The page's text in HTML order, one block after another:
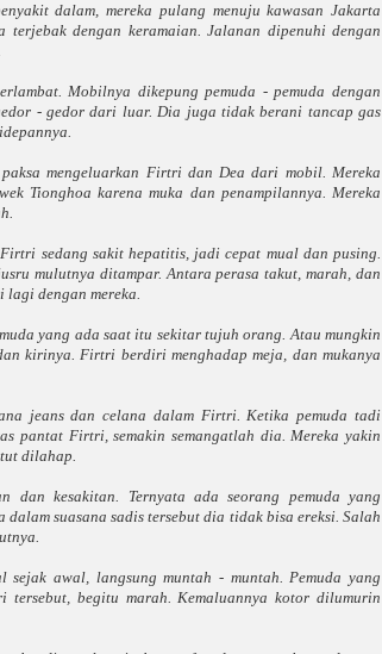
dalam, mereka pulang menuju kawasan Jakarta
dengan keramaian. Jalanan dipenuhi dengan
Mobilnya dikepung pemuda - pemuda dengan
- gedor dari luar. Dia juga tidak berani tancap gas
mengeluarkan Firtri dan Dea dari mobil. Mereka
Tionghoa karena muka dan penampilannya. Mereka
sedang sakit hepatitis, jadi cepat mual dan pusing.
mulutnya ditampar. Antara perasa takut, marah, dan
lagi dengan mereka.
yang ada saat itu sekitar tujuh orang. Atau mungkin
kirinya. Firtri berdiri menghadap meja, dan mukanya
jeans dan celana dalam Firtri. Ketika pemuda tadi
pantat Firtri, semakin semangatlah dia. Mereka yakin
dilahap.
dan kesakitan. Ternyata ada seorang pemuda yang
suasana sadis tersebut dia tidak bisa ereksi. Salah
awal, langsung muntah - muntah. Pemuda yang
tersebut, begitu marah. Kemaluannya kotor dilumurin